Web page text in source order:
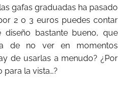
gafas graduadas ha pasado
2 o 3 euros puedes contar
bastante bueno, que
de no ver en momentos
de usarlas a menudo? ¿Por
la vista…?